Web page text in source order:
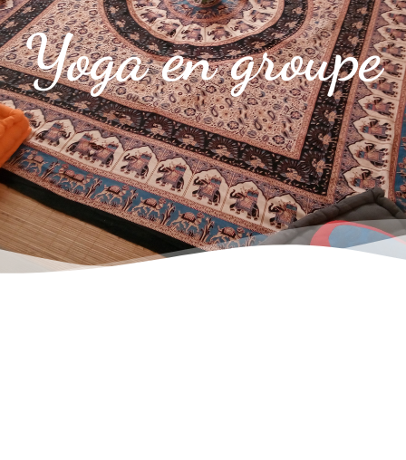
Yoga en groupe